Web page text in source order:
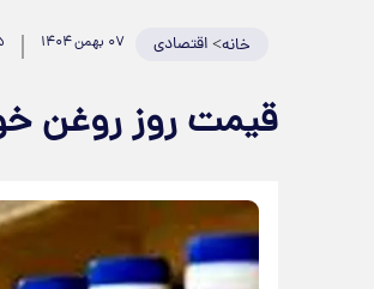
خانه>اقتصادی ۰۷ بهمن ۱۴۰۴
قیمت روز روغن